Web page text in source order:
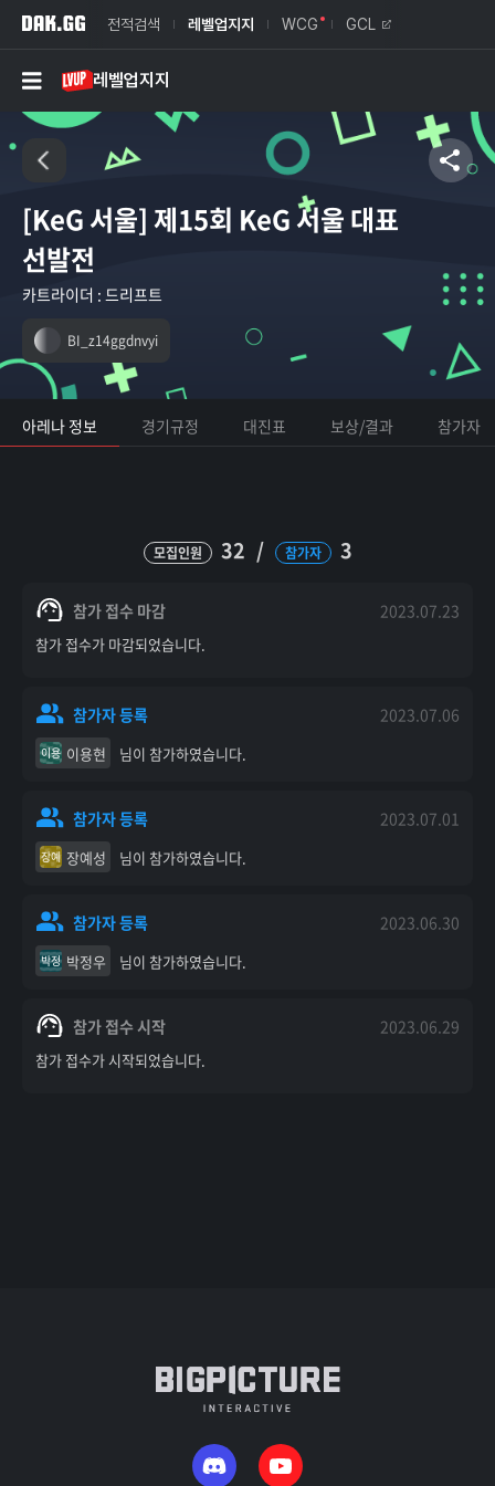
전적검색 레벨업지지 WCG GCL
레벨업지지
[KeG 서울] 제15회 KeG 서울 대표
선발전
카트라이더 : 드리프트
BI_z14ggdnvyi
아레나 정보 경기규정 대진표 보상/결과 참가자
모집인원 32 / 참가자 3
참가 접수 마감 2023.07.23
참가 접수가 마감되었습니다.
참가자 등록 2023.07.06
이용 이용현 님이 참가하였습니다.
참가자 등록 2023.07.01
장예 장예성 님이 참가하였습니다.
참가자 등록 2023.06.30
박정 박정우 님이 참가하였습니다.
참가 접수 시작 2023.06.29
참가 접수가 시작되었습니다.